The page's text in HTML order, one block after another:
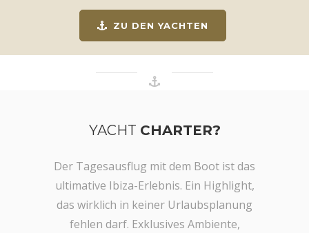
ZU DEN YACHTEN
YACHT CHARTER?
Der Tagesausflug mit dem Boot ist das
ultimative Ibiza-Erlebnis. Ein Highlight,
das wirklich in keiner Urlaubsplanung
fehlen darf. Exklusives Ambiente,